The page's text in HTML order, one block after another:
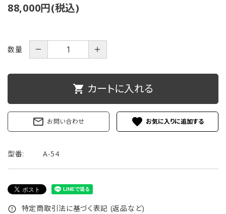
88,000円(税込)
数量 － ＋
shopping_cart カートに入れる
mail_outline お問い合わせ favorite
型番: A-54
error_outline 特定商取引法に基づく表記 (返品など)